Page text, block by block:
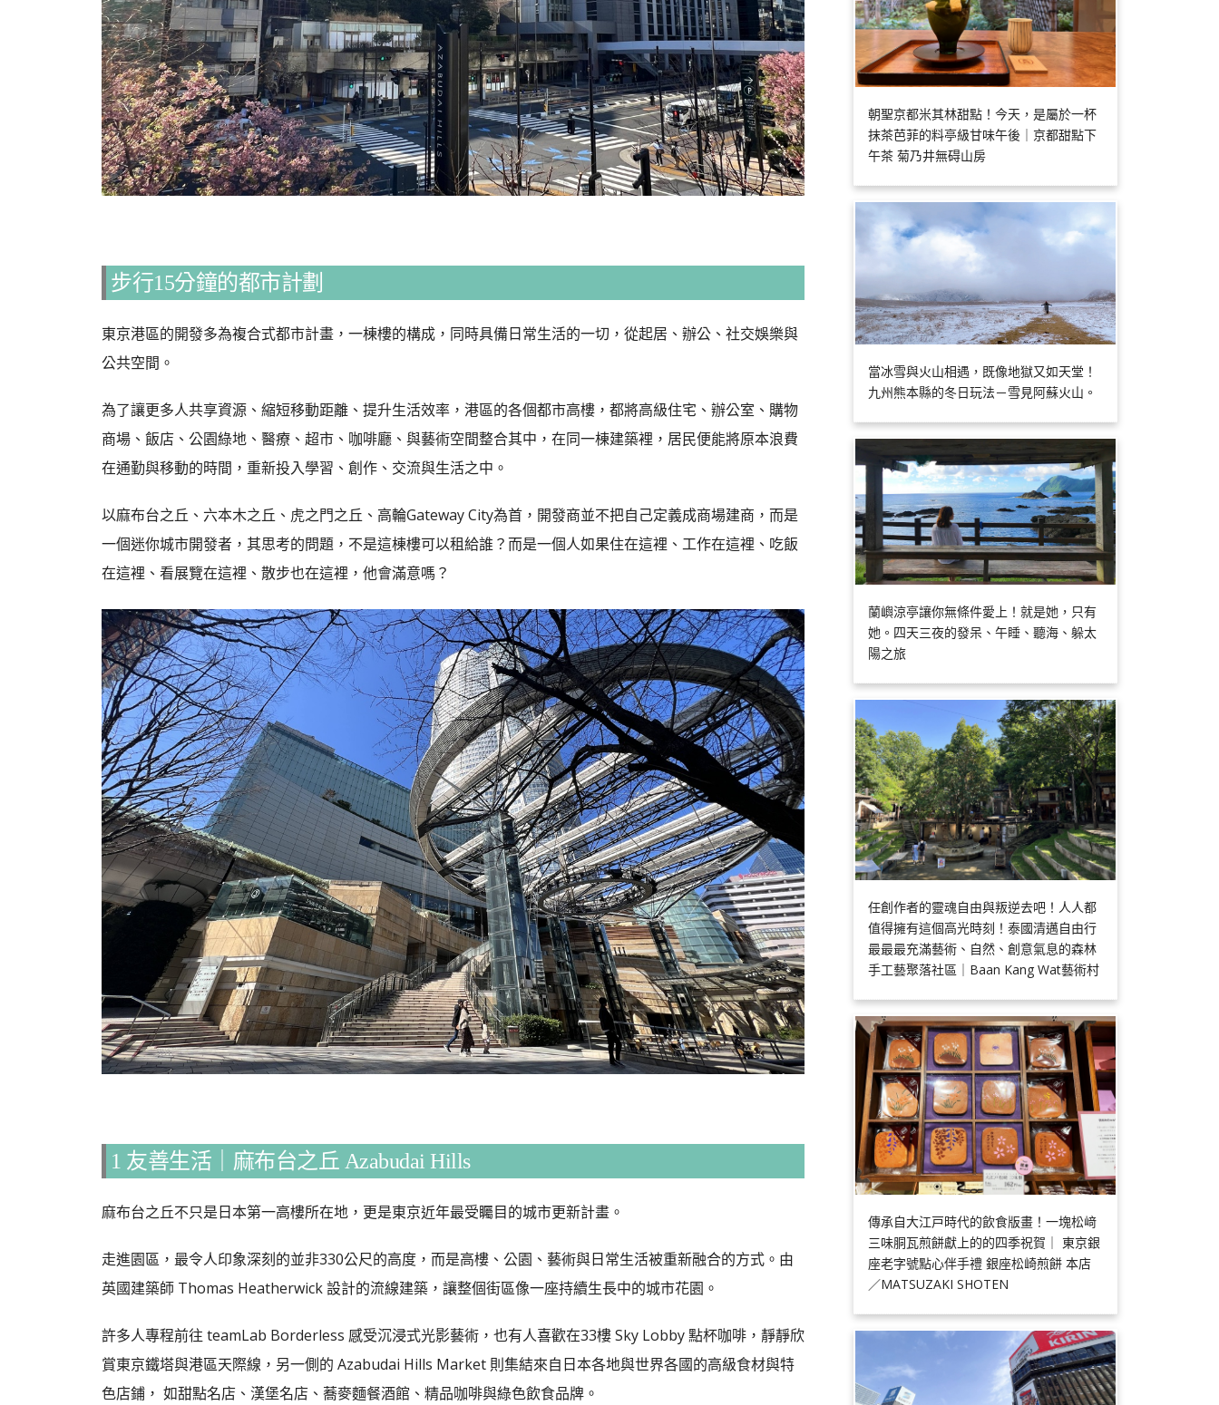
步行15分鐘的都市計劃
東京港區的開發多為複合式都市計畫，一棟樓的構成，同時具備日常生活的一切，從起居、辦公、社交娛樂與
公共空間。
為了讓更多人共享資源、縮短移動距離、提升生活效率，港區的各個都市高樓，都將高級住宅、辦公室、購物
商場、飯店、公園綠地、醫療、超市、咖啡廳、與藝術空間整合其中，在同一棟建築裡，居民便能將原本浪費
在通勤與移動的時間，重新投入學習、創作、交流與生活之中。
以麻布台之丘、六本木之丘、虎之門之丘、高輪Gateway City為首，開發商並不把自己定義成商場建商，而是
一個迷你城市開發者，其思考的問題，不是這棟樓可以租給誰？而是一個人如果住在這裡、工作在這裡、吃飯
在這裡、看展覽在這裡、散步也在這裡，他會滿意嗎？
1 友善生活｜麻布台之丘 Azabudai Hills
麻布台之丘不只是日本第一高樓所在地，更是東京近年最受矚目的城市更新計畫。
走進園區，最令人印象深刻的並非330公尺的高度，而是高樓、公園、藝術與日常生活被重新融合的方式。由
英國建築師 Thomas Heatherwick 設計的流線建築，讓整個街區像一座持續生長中的城市花園。
許多人專程前往 teamLab Borderless 感受沉浸式光影藝術，也有人喜歡在33樓 Sky Lobby 點杯咖啡，靜靜欣
賞東京鐵塔與港區天際線，另一側的 Azabudai Hills Market 則集結來自日本各地與世界各國的高級食材與特
色店鋪， 如甜點名店、漢堡名店、蕎麥麵餐酒館、精品咖啡與綠色飲食品牌。
朝聖京都米其林甜點！今天，是屬於一杯
抹茶芭菲的料亭級甘味午後｜京都甜點下
午茶 菊乃井無碍山房
當冰雪與火山相遇，既像地獄又如天堂！
九州熊本縣的冬日玩法－雪見阿蘇火山。
蘭嶼涼亭讓你無條件愛上！就是她，只有
她。四天三夜的發呆、午睡、聽海、躲太
陽之旅
任創作者的靈魂自由與叛逆去吧！人人都
值得擁有這個高光時刻！泰國清邁自由行
最最最充滿藝術、自然、創意氣息的森林
手工藝聚落社區｜Baan Kang Wat藝術村
傳承自大江戸時代的飲食版畫！一塊松﨑
三味胴瓦煎餅獻上的的四季祝賀｜ 東京銀
座老字號點心伴手禮 銀座松崎煎餅 本店
／MATSUZAKI SHOTEN